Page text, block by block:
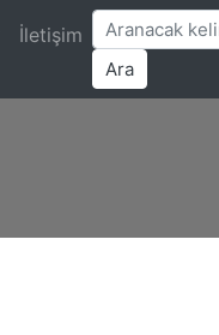
İletişim
Ara